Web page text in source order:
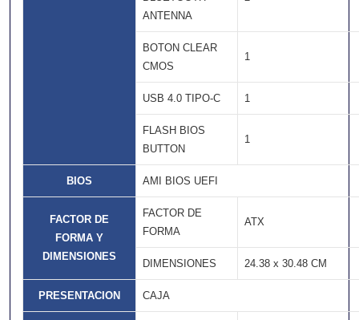
ANTENNA
BOTON CLEAR
CMOS
1
USB 4.0 TIPO-C 1
FLASH BIOS
BUTTON
1
BIOS AMI BIOS UEFI
FACTOR DE
FORMA Y
DIMENSIONES
FACTOR DE
FORMA
ATX
DIMENSIONES 24.38 x 30.48 CM
PRESENTACION CAJA